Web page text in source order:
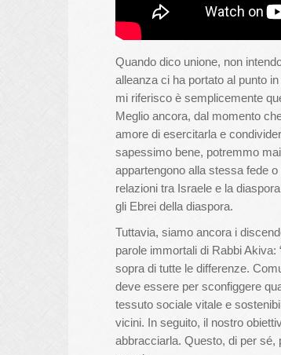
Quando dico unione, non
alleanza ci ha portato al punto
mi riferisco è semplicemente
Meglio ancora, dal momento
amore di esercitarla e
sapessimo bene, potremmo
appartengono alla stessa fede
relazioni tra Israele e la
gli Ebrei della diaspora.
Tuttavia, siamo ancora i
parole immortali di Rabbi Akiva:
sopra di tutte le differenze.
deve essere per sconfiggere
tessuto sociale vitale e
vicini. In seguito, il nostro
abbracciarla. Questo, di per